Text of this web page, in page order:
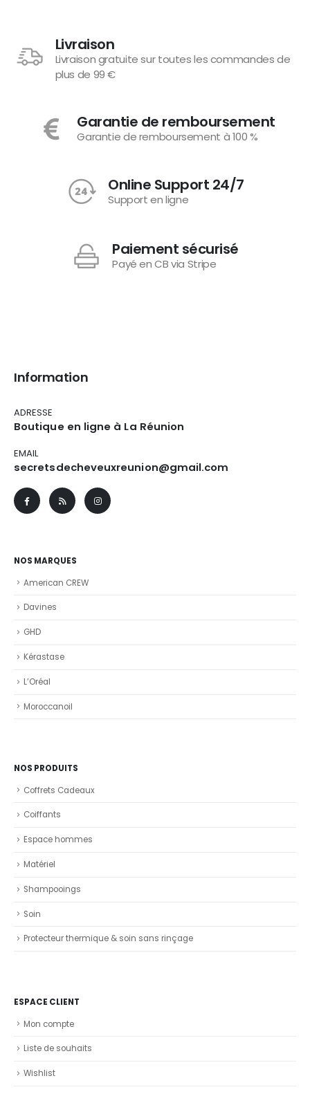
Livraison
Livraison gratuite sur toutes les commandes de
plus de 99 €
Garantie de remboursement
Garantie de remboursement à 100 %
Online Support 24/7
Support en ligne
Paiement sécurisé
Payé en CB via Stripe
Information
ADRESSE
Boutique en ligne à La Réunion
EMAIL
secretsdecheveuxreunion@gmail.com
NOS MARQUES
American CREW
Davines
GHD
Kérastase
L’Oréal
Moroccanoil
NOS PRODUITS
Coffrets Cadeaux
Coiffants
Espace hommes
Matériel
Shampooings
Soin
Protecteur thermique & soin sans rinçage
ESPACE CLIENT
Mon compte
Liste de souhaits
Wishlist